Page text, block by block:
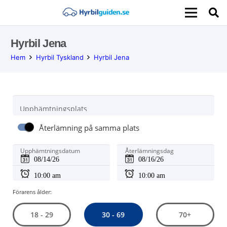
Hyrbil Jena
Hem Hyrbil Tyskland Hyrbil Jena
Upphämtningsplats
Återlämning på samma plats
Upphämtningsdatum Återlämningsdag
Förarens ålder:
18 - 29 30 - 69 70+